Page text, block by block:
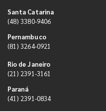
Santa Catarina
(48) 3380-9406
Pernambuco
(81) 3264-0921
Rio de Janeiro
(21) 2391-3161
Paraná
(41) 2391-0834